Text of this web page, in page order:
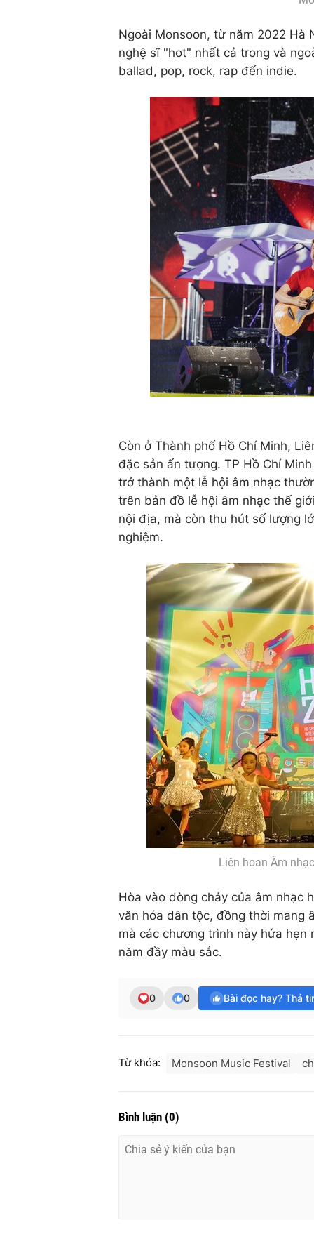
Ngoài Monsoon, từ năm 2022 Hà
nghệ sĩ "hot" nhất cả trong và
ballad, pop, rock, rap đến indie.
Còn ở Thành phố Hồ Chí Minh,
đặc sản ấn tượng. TP Hồ Chí
trở thành một lễ hội âm nhạc
trên bản đồ lễ hội âm nhạc thế
nội địa, mà còn thu hút số lượng
nghiệm.
Liên hoan Âm
Hòa vào dòng chảy của âm nhạc
văn hóa dân tộc, đồng thời mang
mà các chương trình này hứa
năm đầy màu sắc.
0 0 Bài đọc hay? Thả
Từ khóa: Monsoon Music Festival
Bình luận (0)